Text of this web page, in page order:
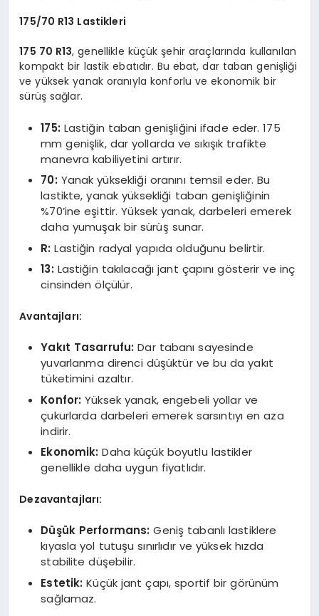
175/70 R13 Lastikleri
175 70 R13, genellikle küçük şehir araçlarında kullanılan
kompakt bir lastik ebatıdır. Bu ebat, dar taban genişliği
ve yüksek yanak oranıyla konforlu ve ekonomik bir
sürüş sağlar.
175: Lastiğin taban genişliğini ifade eder. 175
mm genişlik, dar yollarda ve sıkışık trafikte
manevra kabiliyetini artırır.
70: Yanak yüksekliği oranını temsil eder. Bu
lastikte, yanak yüksekliği taban genişliğinin
%70’ine eşittir. Yüksek yanak, darbeleri emerek
daha yumuşak bir sürüş sunar.
R: Lastiğin radyal yapıda olduğunu belirtir.
13: Lastiğin takılacağı jant çapını gösterir ve inç
cinsinden ölçülür.
Avantajları:
Yakıt Tasarrufu: Dar tabanı sayesinde
yuvarlanma direnci düşüktür ve bu da yakıt
tüketimini azaltır.
Konfor: Yüksek yanak, engebeli yollar ve
çukurlarda darbeleri emerek sarsıntıyı en aza
indirir.
Ekonomik: Daha küçük boyutlu lastikler
genellikle daha uygun fiyatlıdır.
Dezavantajları:
Düşük Performans: Geniş tabanlı lastiklere
kıyasla yol tutuşu sınırlıdır ve yüksek hızda
stabilite düşebilir.
Estetik: Küçük jant çapı, sportif bir görünüm
sağlamaz.